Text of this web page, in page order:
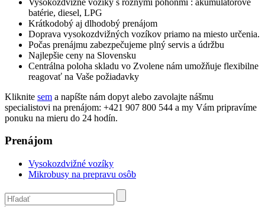
batérie, diesel, LPG
Krátkodobý aj dlhodobý prenájom
Doprava vysokozdvižných vozíkov priamo na miesto určenia.
Počas prenájmu zabezpečujeme plný servis a údržbu
Najlepšie ceny na Slovensku
Centrálna poloha skladu vo Zvolene nám umožňuje flexibilne
reagovať na Vaše požiadavky
Kliknite sem a napíšte nám dopyt alebo zavolajte nášmu
specialistovi na prenájom: +421 907 800 544 a my Vám pripravíme
ponuku na mieru do 24 hodín.
Prenájom
Vysokozdvižné vozíky
Mikrobusy na prepravu osôb